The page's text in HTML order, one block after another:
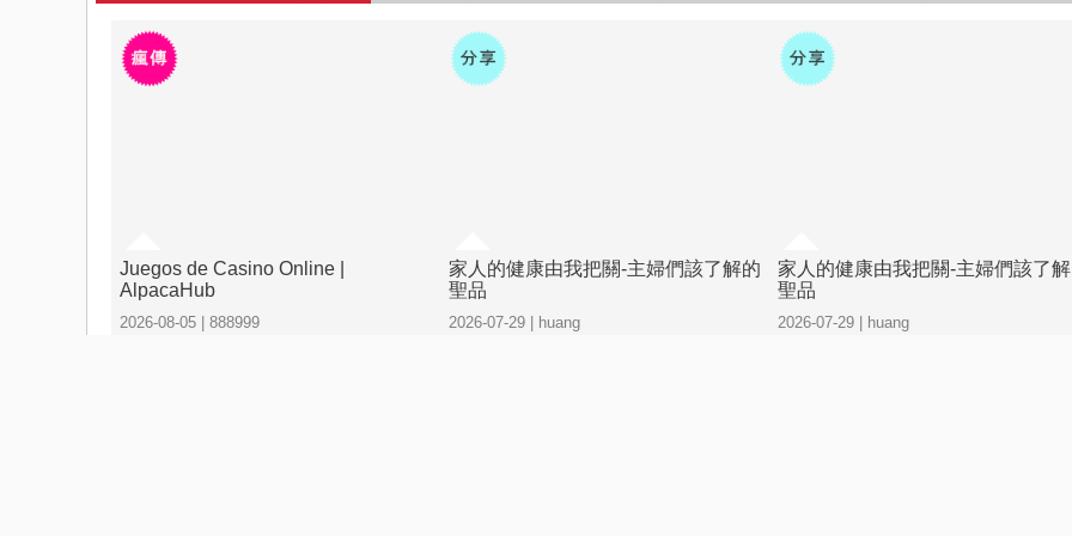
Juegos de Casino Online |
AlpacaHub
2026-08-05 | 888999
家人的健康由我把關-主婦們該了解的
聖品
2026-07-29 | huang
家人的健康由我把關-主婦們該了
聖品
2026-07-29 | huang